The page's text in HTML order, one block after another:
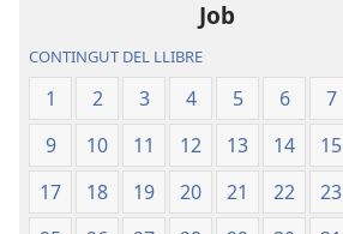
Job
CONTINGUT DEL LLIBRE
1 2 3 4 5 6 7
9
10 11 12 13 14 15
17
18 19 20 21 22 23